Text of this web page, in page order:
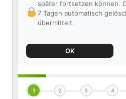
später fortsetzen können.
7 Tagen automatisch
übermittelt.
OK
1 2 3 4